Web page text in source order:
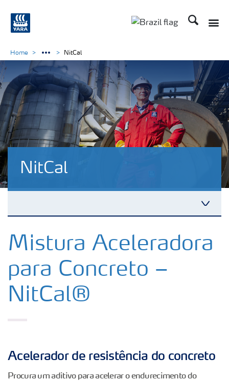
Busca
NitCal
Nitrato de Amônio – Grau Médico
Nitrato de Amônio – Grau Eletrônico
NitCal
Home NitCal
Mistura Aceleradora
para Concreto –
NitCal®
Acelerador de resistência do concreto
Procura um aditivo para acelerar o endurecimento do